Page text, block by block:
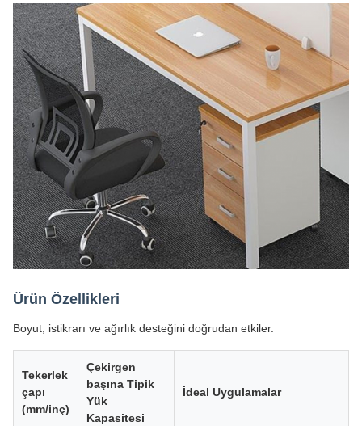
Ürün Özellikleri
Boyut, istikrarı ve ağırlık desteğini doğrudan etkiler.
Tekerlek
çapı
(mm/inç)
Çekirgen
başına Tipik
Yük
Kapasitesi
İdeal Uygulamalar